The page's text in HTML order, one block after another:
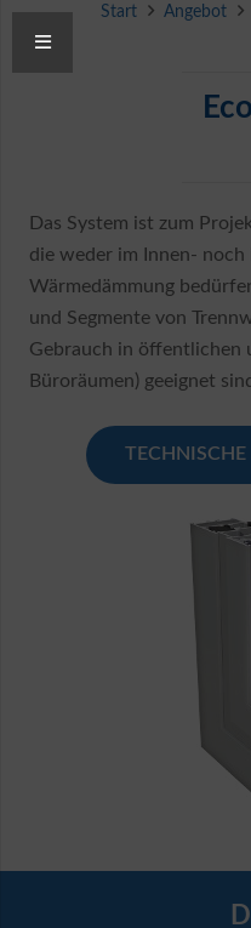
Start Angebot
Das System ist zum
die weder im Innen-
Wärmedämmung
und Segmente von
Gebrauch in öffentlichen
Büroräumen) geeignet